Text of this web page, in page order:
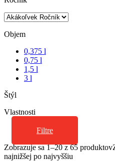
Objem
0,375 l
0,75 l
1,5 l
3 l
Štýl
Vlastnosti
Filtre
Zobrazuje sa 1–20 z 65 produktov
najnižšej po najvyššiu